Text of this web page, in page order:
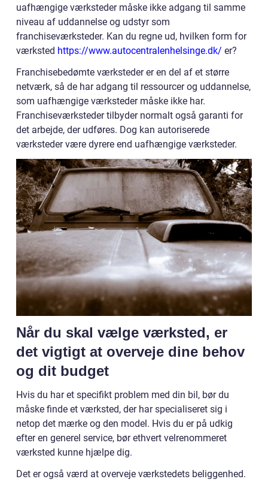
uafhængige værksteder måske ikke adgang til samme
niveau af uddannelse og udstyr som
franchiseværksteder. Kan du regne ud, hvilken form for
værksted https://www.autocentralenhelsinge.dk/ er?
Franchisebedømte værksteder er en del af et større
netværk, så de har adgang til ressourcer og uddannelse,
som uafhængige værksteder måske ikke har.
Franchiseværksteder tilbyder normalt også garanti for
det arbejde, der udføres. Dog kan autoriserede
værksteder være dyrere end uafhængige værksteder.
Når du skal vælge værksted, er
det vigtigt at overveje dine behov
og dit budget
Hvis du har et specifikt problem med din bil, bør du
måske finde et værksted, der har specialiseret sig i
netop det mærke og den model. Hvis du er på udkig
efter en generel service, bør ethvert velrenommeret
værksted kunne hjælpe dig.
Det er også værd at overveje værkstedets beliggenhed.